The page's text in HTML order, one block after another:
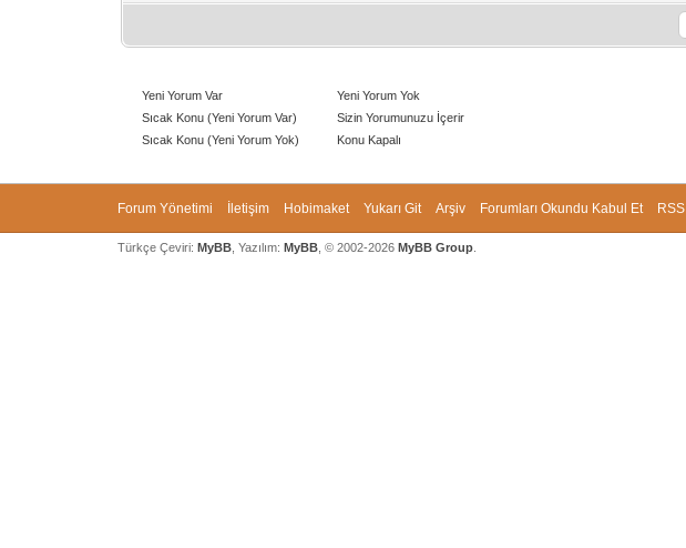
Yeni Yorum Var
Sıcak Konu (Yeni Yorum Var)
Sıcak Konu (Yeni Yorum Yok)
Yeni Yorum Yok
Sizin Yorumunuzu İçerir
Konu Kapalı
Forum Yönetimi İletişim Hobimaket Yukarı Git Arşiv Forumları Okundu Kabul Et RSS
Türkçe Çeviri: MyBB, Yazılım: MyBB, © 2002-2026 MyBB Group.